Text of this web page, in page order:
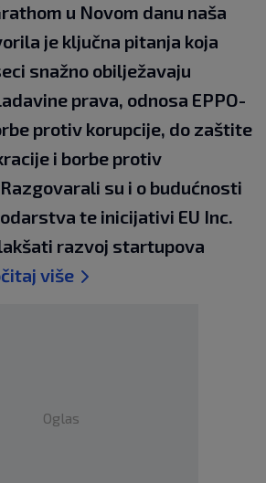
u Novom danu naša
je ključna pitanja koja
snažno obilježavaju
prava, odnosa EPPO-
protiv korupcije, do zaštite
i borbe protiv
su i o budućnosti
te inicijativi EU Inc.
razvoj startupova
više
Oglas